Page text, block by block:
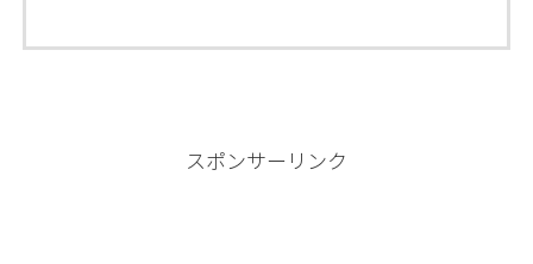
スポンサーリンク